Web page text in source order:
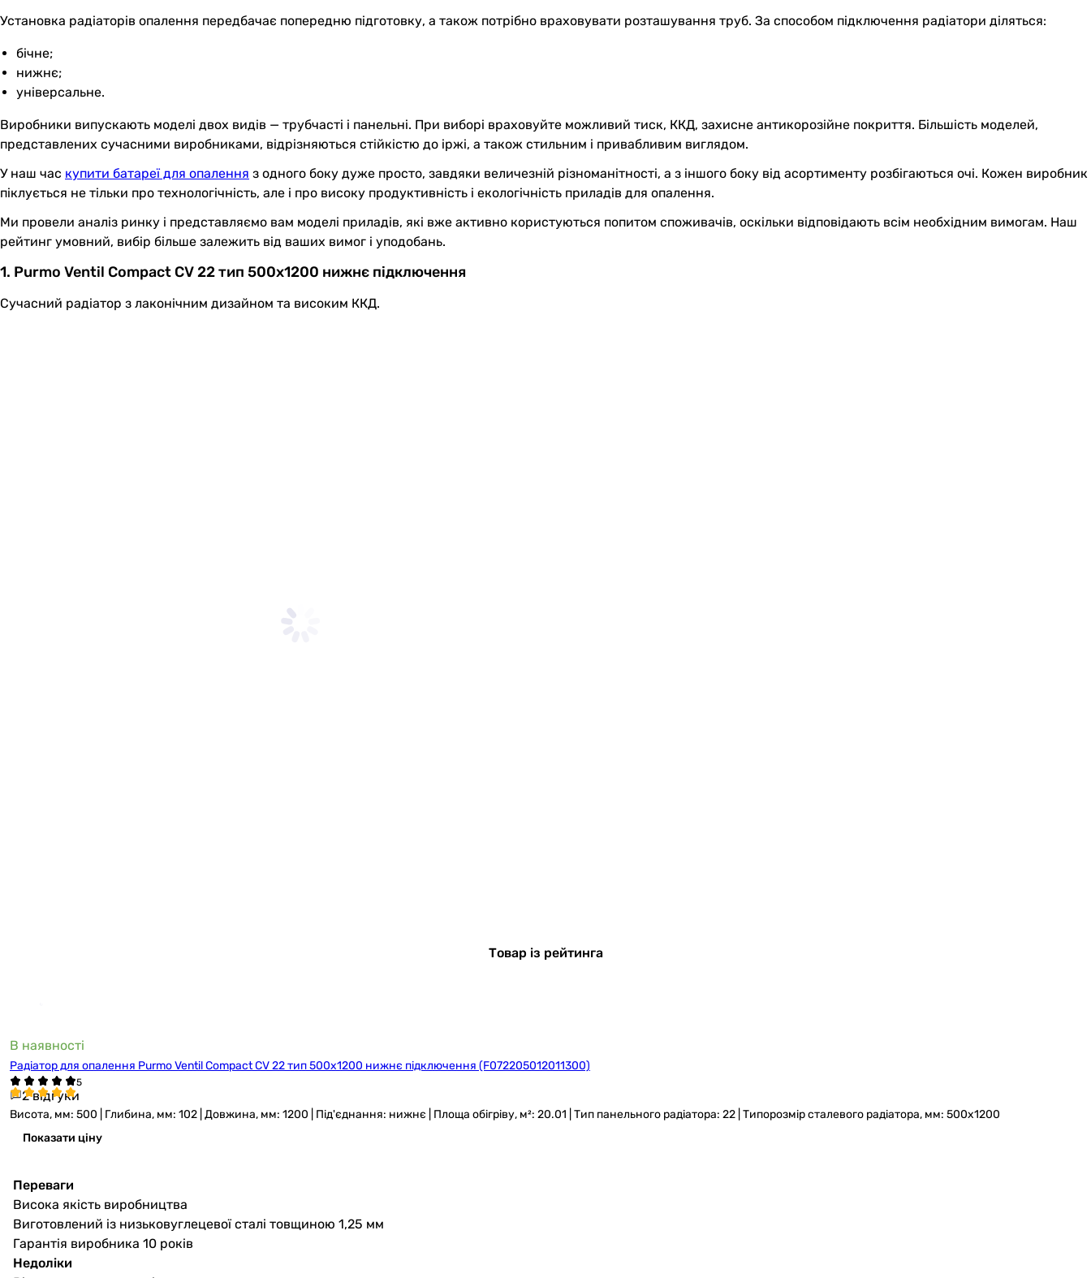
Установка радіаторів опалення передбачає попередню підготовку, а також потрібно враховувати розташування труб. За способом підключення радіатори діляться:
бічне;
нижнє;
універсальне.
Виробники випускають моделі двох видів — трубчасті і панельні. При виборі враховуйте можливий тиск, ККД, захисне антикорозійне покриття. Більшість моделей,
представлених сучасними виробниками, відрізняються стійкістю до іржі, а також стильним і привабливим виглядом.
У наш час купити батареї для опалення з одного боку дуже просто, завдяки величезній різноманітності, а з іншого боку від асортименту розбігаються очі. Кожен виробник
піклується не тільки про технологічність, але і про високу продуктивність і екологічність приладів для опалення.
Ми провели аналіз ринку і представляємо вам моделі приладів, які вже активно користуються попитом споживачів, оскільки відповідають всім необхідним вимогам. Наш
рейтинг умовний, вибір більше залежить від ваших вимог і уподобань.
1. Purmo Ventil Compact CV 22 тип 500x1200 нижнє підключення
Сучасний радіатор з лаконічним дизайном та високим ККД.
Товар із рейтинга
В наявності
Радіатор для опалення Purmo Ventil Compact CV 22 тип 500x1200 нижнє підключення (F072205012011300)
2 відгуки
Висота, мм: 500 | Глибина, мм: 102 | Довжина, мм: 1200 | Під'єднання: нижнє | Площа обігріву, м²: 20.01 | Тип панельного радіатора: 22 | Типорозмір сталевого радіатора, мм: 500x1200
Показати ціну
Переваги
Висока якість виробництва
Виготовлений із низьковуглецевої сталі товщиною 1,25 мм
Гарантія виробника 10 років
Недоліки